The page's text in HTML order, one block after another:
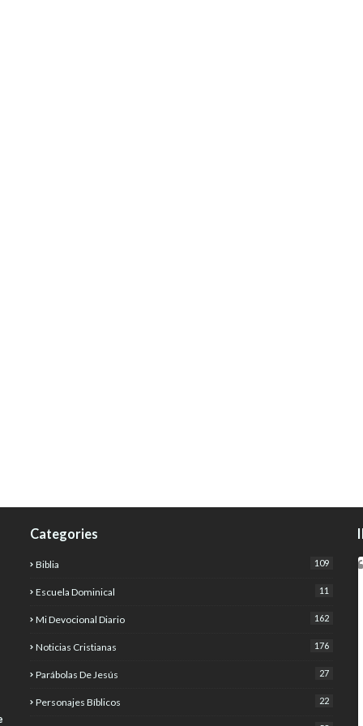
Categories
Biblia 109
Escuela Dominical 11
Mi Devocional Diario 162
Noticias Cristianas 176
Parábolas De Jesús 27
Personajes Bíblicos 22